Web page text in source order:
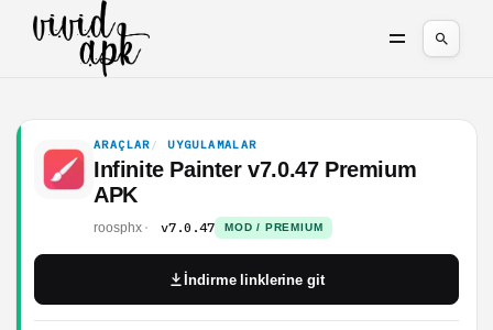
ARAÇLAR UYGULAMALAR
Infinite Painter v7.0.47 Premium
APK
roosphx v7.0.47 MOD / PREMIUM
İndirme linklerine git